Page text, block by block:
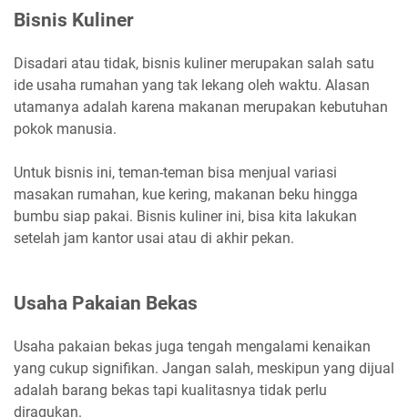
Bisnis Kuliner
Disadari atau tidak, bisnis kuliner merupakan salah satu
ide usaha rumahan yang tak lekang oleh waktu. Alasan
utamanya adalah karena makanan merupakan kebutuhan
pokok manusia.
Untuk bisnis ini, teman-teman bisa menjual variasi
masakan rumahan, kue kering, makanan beku hingga
bumbu siap pakai. Bisnis kuliner ini, bisa kita lakukan
setelah jam kantor usai atau di akhir pekan.
Usaha Pakaian Bekas
Usaha pakaian bekas juga tengah mengalami kenaikan
yang cukup signifikan. Jangan salah, meskipun yang dijual
adalah barang bekas tapi kualitasnya tidak perlu
diragukan.